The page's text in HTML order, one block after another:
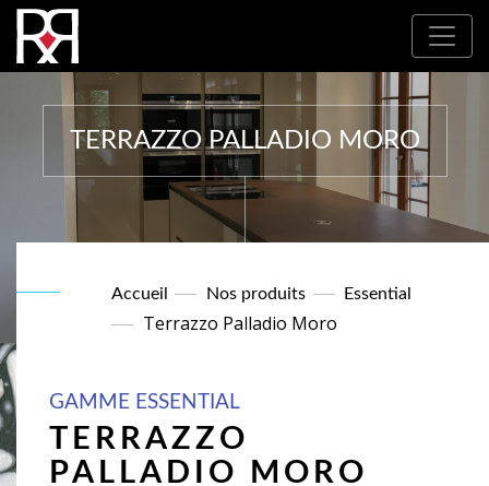
Où nous trouver : Nos partenaires
TERRAZZO PALLADIO MORO
Accueil Nos produits Essential
Terrazzo Palladio Moro
GAMME ESSENTIAL
TERRAZZO
PALLADIO MORO